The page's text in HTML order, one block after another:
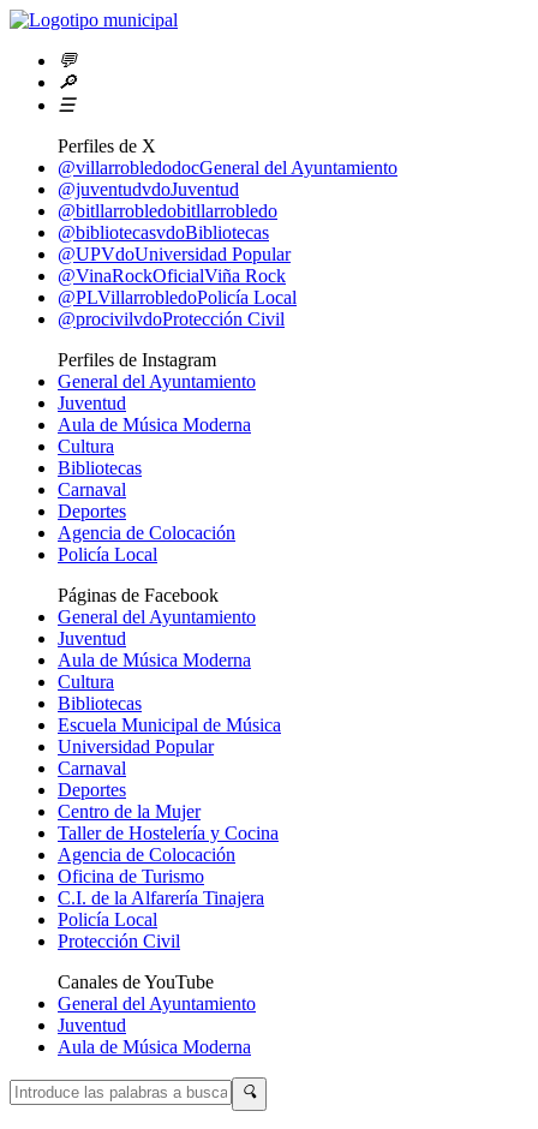
💬
🔎
☰
Perfiles de X
@villarrobledodocGeneral del Ayuntamiento
@juventudvdoJuventud
@bitllarrobledobitllarrobledo
@bibliotecasvdoBibliotecas
@UPVdoUniversidad Popular
@VinaRockOficialViña Rock
@PLVillarrobledoPolicía Local
@procivilvdoProtección Civil
Perfiles de Instagram
General del Ayuntamiento
Juventud
Aula de Música Moderna
Cultura
Bibliotecas
Carnaval
Deportes
Agencia de Colocación
Policía Local
Páginas de Facebook
General del Ayuntamiento
Juventud
Aula de Música Moderna
Cultura
Bibliotecas
Escuela Municipal de Música
Universidad Popular
Carnaval
Deportes
Centro de la Mujer
Taller de Hostelería y Cocina
Agencia de Colocación
Oficina de Turismo
C.I. de la Alfarería Tinajera
Policía Local
Protección Civil
Canales de YouTube
General del Ayuntamiento
Juventud
Aula de Música Moderna
🔍